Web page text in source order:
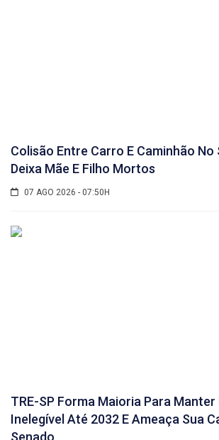
Colisão Entre Carro E Caminhão No
Deixa Mãe E Filho Mortos
07 AGO 2026 - 07:50H
TRE-SP Forma Maioria Para Manter
Inelegível Até 2032 E Ameaça Sua